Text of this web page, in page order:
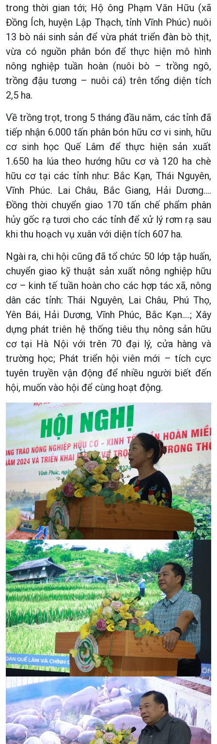
trong thời gian tới; Hộ ông Phạm Văn Hữu (xã
Đồng Ích, huyện Lập Thạch, tỉnh Vĩnh Phúc) nuôi
13 bò nái sinh sản để vừa phát triển đàn bò thịt,
vừa có nguồn phân bón để thực hiện mô hình
nông nghiệp tuần hoàn (nuôi bò – trồng ngô,
trồng đậu tương – nuôi cá) trên tổng diện tích
2,5 ha.
Về trồng trọt, trong 5 tháng đầu năm, các tỉnh đã
tiếp nhận 6.000 tấn phân bón hữu cơ vi sinh, hữu
cơ sinh học Quế Lâm để thực hiện sản xuất
1.650 ha lúa theo hướng hữu cơ và 120 ha chè
hữu cơ tại các tỉnh như: Bắc Kạn, Thái Nguyên,
Vĩnh Phúc. Lai Châu, Bắc Giang, Hải Dương….
Đồng thời chuyển giao 170 tấn chế phẩm phân
hủy gốc rạ tươi cho các tỉnh để xử lý rơm rạ sau
khi thu hoạch vụ xuân với diện tích 607 ha.
Ngài ra, chi hội cũng đã tổ chức 50 lớp tập huấn,
chuyển giao kỹ thuật sản xuất nông nghiệp hữu
cơ – kinh tế tuần hoàn cho các hợp tác xã, nông
dân các tỉnh: Thái Nguyên, Lai Châu, Phú Thọ,
Yên Bái, Hải Dương, Vĩnh Phúc, Bắc Kạn….; Xây
dựng phát triên hệ thống tiêu thụ nông sản hữu
cơ tại Hà Nội với trên 70 đại lý, cửa hàng và
trường học; Phát triển hội viên mới – tích cực
tuyên truyền vận động để nhiều người biết đến
hội, muốn vào hội để cùng hoạt động.